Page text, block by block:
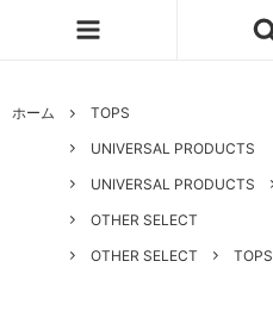
ホーム
TOPS
UNIVERSAL PRODUCTS
UNIVERSAL PRODUCTS
OTHER SELECT
OTHER SELECT
TOPS